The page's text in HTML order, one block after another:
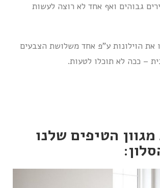
גבוהים ואף אחד לא רוצה לעשות
את הוילונות ע”פ אחד משלושת הצבעים
– ככה לא תוכלו לטעות.
הטיפים שלנו